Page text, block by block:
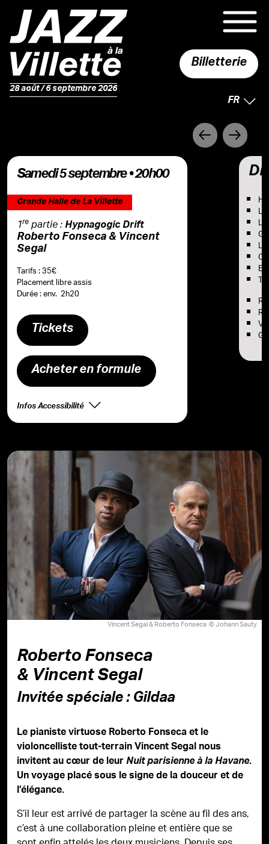
28 août / 6 septembre 2026
Billetterie
FR
Précédent
Suivant
samedi 5 septembre • 20h00
Grande Halle de La Villette
1repartie :Hypnagogic Drift
Roberto Fonseca & Vincent
Segal
Tarifs : 35€
Placement libre assis
Durée : env. 2h20
Tickets
Acheter en formule
Infos Accessibilité
Vincent Segal & Roberto Fonseca © Johann Sauty
Roberto Fonseca
& Vincent Segal
Invitée spéciale : Gildaa
Le pianiste virtuose Roberto Fonseca et le
violoncelliste tout-terrain Vincent Segal nous
invitent au cœur de leurNuit parisienne à la Havane.
Un voyage placé sous le signe de la douceur et de
l’élégance.
S’il leur est arrivé de partager la scène au fil des ans,
c’est à une collaboration pleine et entière que se